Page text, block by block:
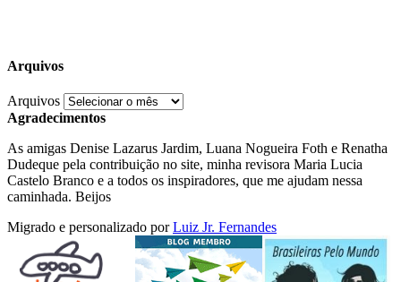
Arquivos
Arquivos
Agradecimentos
As amigas Denise Lazarus Jardim, Luana Nogueira Foth e Renatha
Dudeque pela contribuição no site, minha revisora Maria Lucia
Castelo Branco e a todos os inspiradores, que me ajudam nessa
caminhada. Beijos
Migrado e personalizado porLuiz Jr. Fernandes